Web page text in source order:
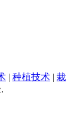
| 种植技术 | 栽